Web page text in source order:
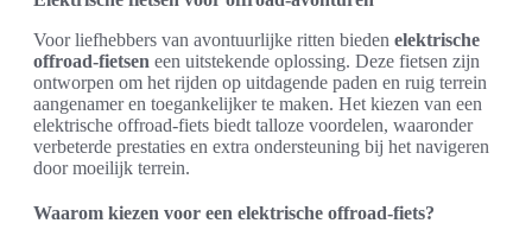
Voor liefhebbers van avontuurlijke ritten bieden elektrische
offroad-fietsen een uitstekende oplossing. Deze fietsen zijn
ontworpen om het rijden op uitdagende paden en ruig terrein
aangenamer en toegankelijker te maken. Het kiezen van een
elektrische offroad-fiets biedt talloze voordelen, waaronder
verbeterde prestaties en extra ondersteuning bij het navigeren
door moeilijk terrein.
Waarom kiezen voor een elektrische offroad-fiets?